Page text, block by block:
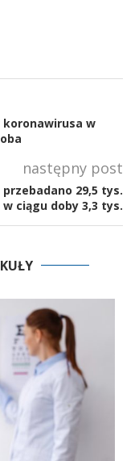
w
następny post
29,5 tys.
ciągu doby 3,3 tys.